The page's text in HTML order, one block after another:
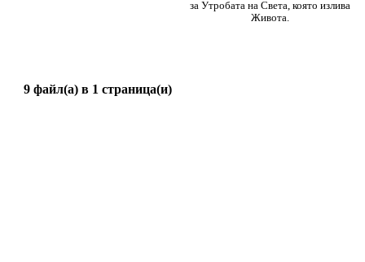
за Утробата на Света, която излива
Живота.
9 файл(а) в 1 страница(и)